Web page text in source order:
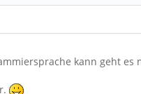
kann geht es